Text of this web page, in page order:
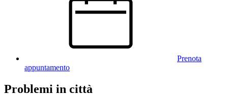
Prenota
appuntamento
Problemi in città